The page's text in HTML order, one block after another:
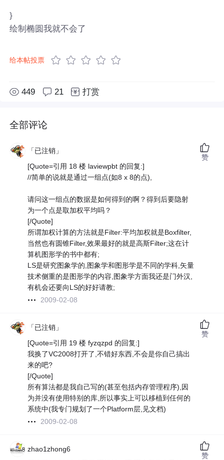
}
绘制椭圆我就不会了
给本帖投票
449 21 打赏
全部评论
「已注销」
[Quote=引用 18 楼 laviewpbt 的回复:]
//简单的说就是通过一组点(如8 x 8的点),
请问这一组点的数据是如何得到的啊？得到后要隐射
为一个点是取加权平均吗？
[/Quote]
所谓加权计算的方法就是Filter:平均加权就是Boxfilter,
当然也有圆锥Filter,效果最好的就是高斯Filter;这在计
算机图形学的书中都有;
LS是研究图象学的,图象学和图形学是不同的学科,矢量
技术侧重的是图形学的内容,图象学方面我还是门外汉,
有机会还要向LS的好好请教;
2009-02-08
赞
「已注销」
[Quote=引用 19 楼 fyzqzpd 的回复:]
我换了VC2008打开了,不错好东西,不会是你自己搞出
来的吧?
[/Quote]
所有算法都是我自己写的(甚至包括内存管理程序),因
为并没有使用特别的库,所以事实上可以移植到任何的
系统中(我专门规划了一个Platform层,见文档)
2009-02-08
赞
zhao1zhong6
赞